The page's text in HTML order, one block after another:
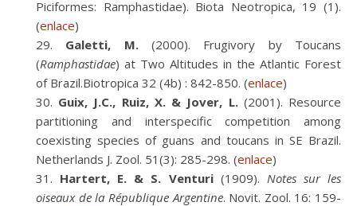
Piciformes: Ramphastidae). Biota Neotropica, 19 (1).
(enlace)
Galetti, M.(2000). Frugivory by Toucans
(Ramphastidae) at Two Altitudes in the Atlantic Forest
of Brazil.Biotropica 32 (4b) : 842-850. (enlace)
Guix, J.C., Ruiz, X. & Jover, L.(2001). Resource
partitioning and interspecific competition among
coexisting species of guans and toucans in SE Brazil.
Netherlands J. Zool. 51(3): 285-298. (enlace)
Hartert, E. & S. Venturi(1909). Notes sur les
oiseaux de la République Argentine. Novit. Zool. 16: 159-